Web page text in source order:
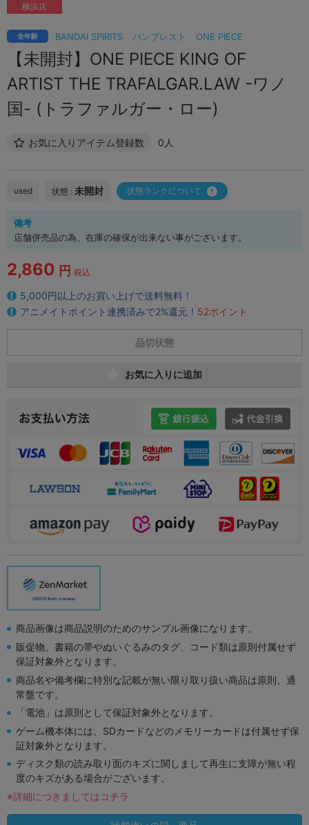
BANDAI SPIRITS バンプレスト ONE PIECE
全年齢
【未開封】ONE PIECE KING OF
ARTIST THE TRAFALGAR.LAW -ワノ
国- (トラファルガー・ロー)
お気に入りアイテム登録数 0人
横浜店
used 状態 : 未開封 状態ランクについて
備考
店舗併売品の為、在庫の確保が出来ない事がございます。
2,860 円 税込
5,000円以上のお買い上げで送料無料！
アニメイトポイント連携済みで2%還元！ 52ポイント
品切状態
お気に入りに追加
商品画像は商品説明のためのサンプル画像になります。
販促物、書籍の帯やぬいぐるみのタグ、コード類は原則付属せず
保証対象外となります。
商品名や備考欄に特別な記載が無い限り取り扱い商品は原則、通
常盤です。
「電池」は原則として保証対象外となります。
ゲーム機本体には、SDカードなどのメモリーカードは付属せず保
証対象外となります。
ディスク類の読み取り面のキズに関しまして再生に支障が無い程
度のキズがある場合がございます。
※詳細につきましてはコチラ